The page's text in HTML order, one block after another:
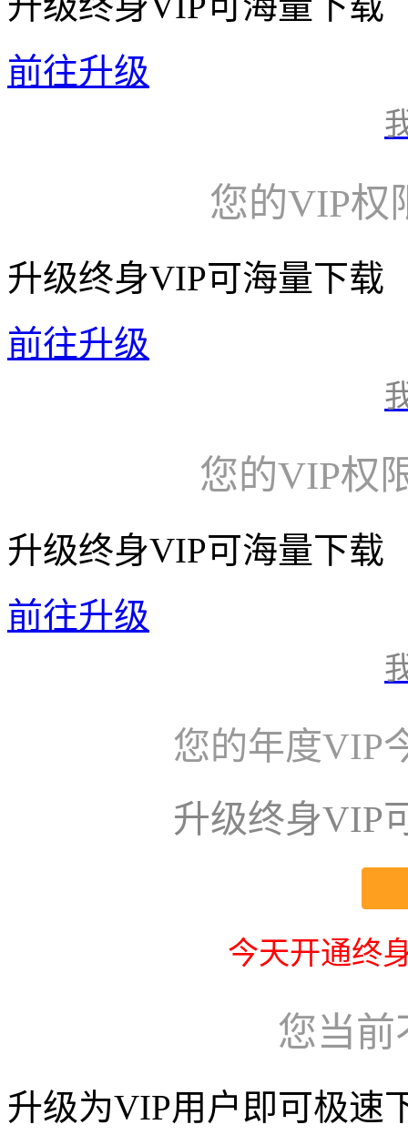
前往升级
您的VIP权
升级终身VIP可海量下载
前往升级
您的VIP权
升级终身VIP可海量下载
前往升级
您的年度VIP
升级终身VIP
今天开通终
您当前
升级为VIP用户即可极速